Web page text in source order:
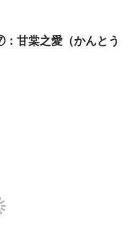
：甘棠之愛（かんとう